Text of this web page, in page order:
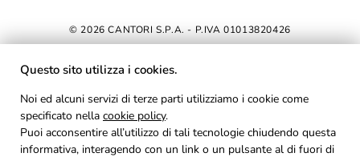
© 2026 CANTORI S.P.A. - P.IVA 01013820426
DICHIARAZIONE DI ACCESSIBILITÀ
AREA RISERVATA
PRIVACY
Questo sito utilizza i cookies.
Noi ed alcuni servizi di terze parti utilizziamo i cookie come
specificato nella cookie policy.
Puoi acconsentire all’utilizzo di tali tecnologie chiudendo questa
informativa, interagendo con un link o un pulsante al di fuori di